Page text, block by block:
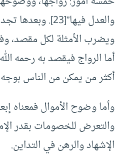
والعدل فيها”[23].
ويضرب الأمثلة لكل مقصد،
أما الرواج فيقصد به رحمه
أكثر من يمكن من الناس
وأما وضوح الأموال فمعناه
والتعرض للخصومات بقدر
الإشهاد والرهن في التداين.